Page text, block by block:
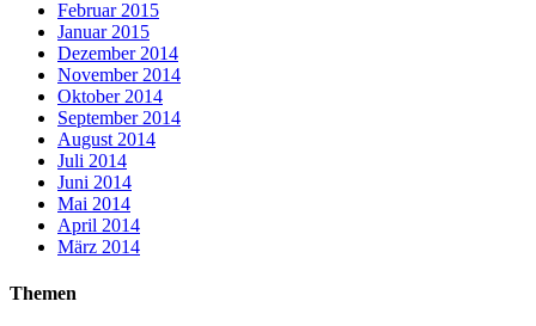
Februar 2015
Januar 2015
Dezember 2014
November 2014
Oktober 2014
September 2014
August 2014
Juli 2014
Juni 2014
Mai 2014
April 2014
März 2014
Themen